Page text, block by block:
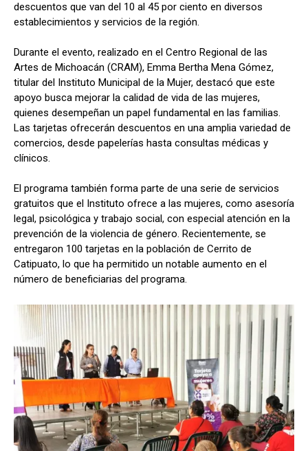
descuentos que van del 10 al 45 por ciento en diversos
establecimientos y servicios de la región.
Durante el evento, realizado en el Centro Regional de las
Artes de Michoacán (CRAM), Emma Bertha Mena Gómez,
titular del Instituto Municipal de la Mujer, destacó que este
apoyo busca mejorar la calidad de vida de las mujeres,
quienes desempeñan un papel fundamental en las familias.
Las tarjetas ofrecerán descuentos en una amplia variedad de
comercios, desde papelerías hasta consultas médicas y
clínicos.
El programa también forma parte de una serie de servicios
gratuitos que el Instituto ofrece a las mujeres, como asesoría
legal, psicológica y trabajo social, con especial atención en la
prevención de la violencia de género. Recientemente, se
entregaron 100 tarjetas en la población de Cerrito de
Catipuato, lo que ha permitido un notable aumento en el
número de beneficiarias del programa.